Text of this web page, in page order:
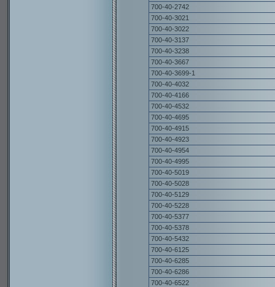
700-40-2742
700-40-3021
700-40-3022
700-40-3137
700-40-3238
700-40-3667
700-40-3699-1
700-40-4032
700-40-4166
700-40-4532
700-40-4695
700-40-4915
700-40-4923
700-40-4954
700-40-4995
700-40-5019
700-40-5028
700-40-5129
700-40-5228
700-40-5377
700-40-5378
700-40-5432
700-40-6125
700-40-6285
700-40-6286
700-40-6522